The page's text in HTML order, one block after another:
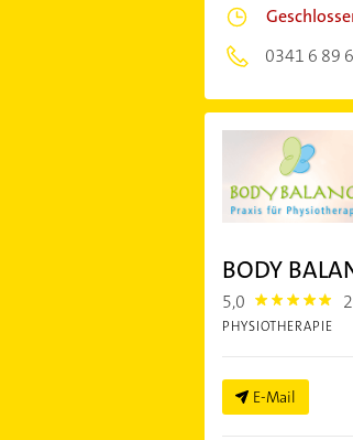
0341 6 89
BODY
5,0 5.0
PHYSIOTHERAPIE
E-Mail